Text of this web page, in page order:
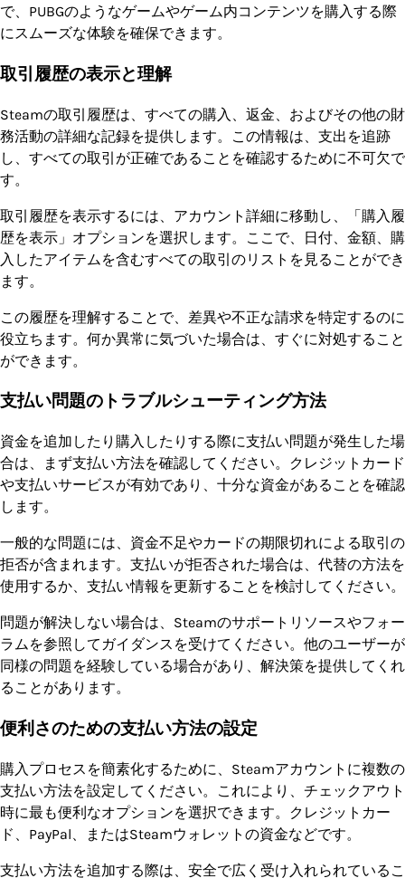
で、PUBGのようなゲームやゲーム内コンテンツを購入する際
にスムーズな体験を確保できます。
取引履歴の表示と理解
Steamの取引履歴は、すべての購入、返金、およびその他の財
務活動の詳細な記録を提供します。この情報は、支出を追跡
し、すべての取引が正確であることを確認するために不可欠で
す。
取引履歴を表示するには、アカウント詳細に移動し、「購入履
歴を表示」オプションを選択します。ここで、日付、金額、購
入したアイテムを含むすべての取引のリストを見ることができ
ます。
この履歴を理解することで、差異や不正な請求を特定するのに
役立ちます。何か異常に気づいた場合は、すぐに対処すること
ができます。
支払い問題のトラブルシューティング方法
資金を追加したり購入したりする際に支払い問題が発生した場
合は、まず支払い方法を確認してください。クレジットカード
や支払いサービスが有効であり、十分な資金があることを確認
します。
一般的な問題には、資金不足やカードの期限切れによる取引の
拒否が含まれます。支払いが拒否された場合は、代替の方法を
使用するか、支払い情報を更新することを検討してください。
問題が解決しない場合は、Steamのサポートリソースやフォー
ラムを参照してガイダンスを受けてください。他のユーザーが
同様の問題を経験している場合があり、解決策を提供してくれ
ることがあります。
便利さのための支払い方法の設定
購入プロセスを簡素化するために、Steamアカウントに複数の
支払い方法を設定してください。これにより、チェックアウト
時に最も便利なオプションを選択できます。クレジットカー
ド、PayPal、またはSteamウォレットの資金などです。
支払い方法を追加する際は、安全で広く受け入れられているこ